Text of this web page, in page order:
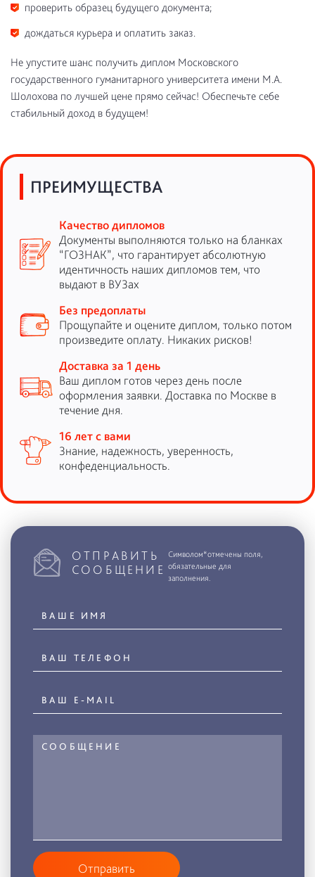
проверить образец будущего документа;
дождаться курьера и оплатить заказ.
Не упустите шанс получить диплом Московского
государственного гуманитарного университета имени М.А.
Шолохова по лучшей цене прямо сейчас! Обеспечьте себе
стабильный доход в будущем!
ПРЕИМУЩЕСТВА
Качество дипломов
Документы выполняются только на бланках
“ГОЗНАК”, что гарантирует абсолютную
идентичность наших дипломов тем, что
выдают в ВУЗах
Без предоплаты
Прощупайте и оцените диплом, только потом
произведите оплату. Никаких рисков!
Доставка за 1 день
Ваш диплом готов через день после
оформления заявки. Доставка по Москве в
течение дня.
16 лет с вами
Знание, надежность, уверенность,
конфеденциальность.
ОТПРАВИТЬ
СООБЩЕНИЕ
Символом*отмечены поля,
обязательные для
заполнения.
Отправить